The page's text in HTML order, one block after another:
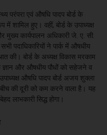
परंपरा एवं औषधि पादप बोर्ड के
शामिल हुए। वहीं, बोर्ड के उपाध्यक्ष
कार्यपालन अधिकारी जे. ए. सी.
पदाधिकारियों ने पार्क में औषधीय
की। बोर्ड के अध्यक्ष विकास मरकाम
ज्ञान और औषधीय पौधों को सहेजने व
औषधि पादप बोर्ड अजय शुक्ला
की दूरी को कम करने वाला है। यह
लाभकारी सिद्ध होगा।